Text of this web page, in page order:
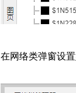
在网络类弹窗设